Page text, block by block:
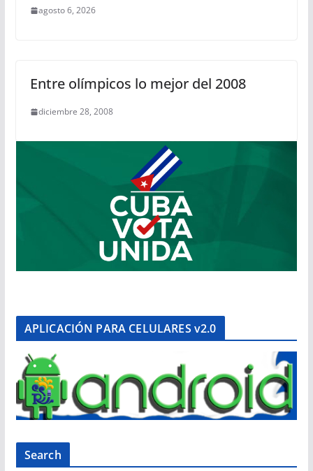
agosto 6, 2026
Entre olímpicos lo mejor del 2008
diciembre 28, 2008
APLICACIÓN PARA CELULARES v2.0
Search